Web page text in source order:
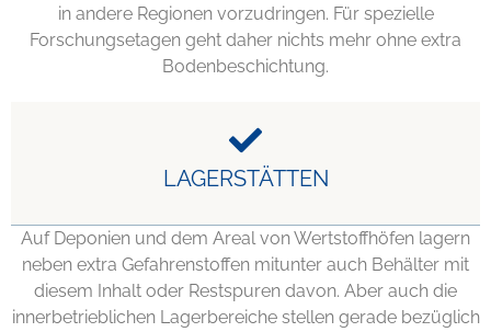
in andere Regionen vorzudringen. Für spezielle
Forschungsetagen geht daher nichts mehr ohne extra
Bodenbeschichtung.
LAGERSTÄTTEN
Auf Deponien und dem Areal von Wertstoffhöfen lagern
neben extra Gefahrenstoffen mitunter auch Behälter mit
diesem Inhalt oder Restspuren davon. Aber auch die
innerbetrieblichen Lagerbereiche stellen gerade bezüglich